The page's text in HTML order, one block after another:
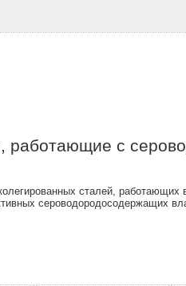
работающие с
сталей, работающих
сероводородосодержащих